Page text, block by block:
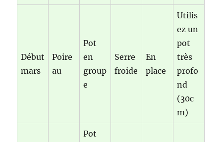
Début
mars
Poire
au
Pot
en
group
e
Serre
froide
En
place
Utilis
ez un
pot
très
profo
nd
(30c
m)
Pot